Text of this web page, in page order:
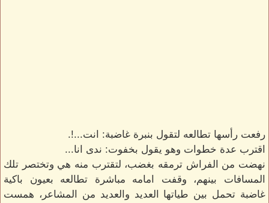
رفعت رأسها تطالعه لتقول بنبرة غاضبة: انت...!.
اقترب عدة خطوات وهو يقول بخفوت: ندى انا...
نهضت من الفراش ترمقه بغضب، لتقترب منه هي وتختصر تلك
المسافات بينهم، وقفت امامه مباشرة تطالعه بعيون باكية
غاضبة تحمل بين طياتها العديد والعديد من المشاعر، همست